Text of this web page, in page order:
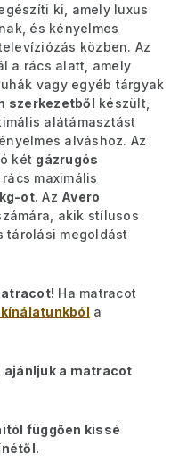
ki, amely luxus
és kényelmes
közben. Az
a rács alatt, amely
vagy egyéb tárgyak
szerkezetből készült,
alátámasztást
alváshoz. Az
két gázrugós
maximális
ot. Az Avero
akik stílusos
tárolási megoldást
Ha matracot
a
ajánljuk a matracot
függően kissé